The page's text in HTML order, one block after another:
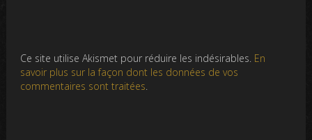
Ce site utilise Akismet pour réduire les indésirables. En
savoir plus sur la façon dont les données de vos
commentaires sont traitées.